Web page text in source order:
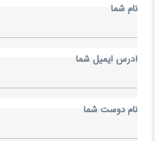
نام شما
آدرس ايميل شما
نام دوست شما